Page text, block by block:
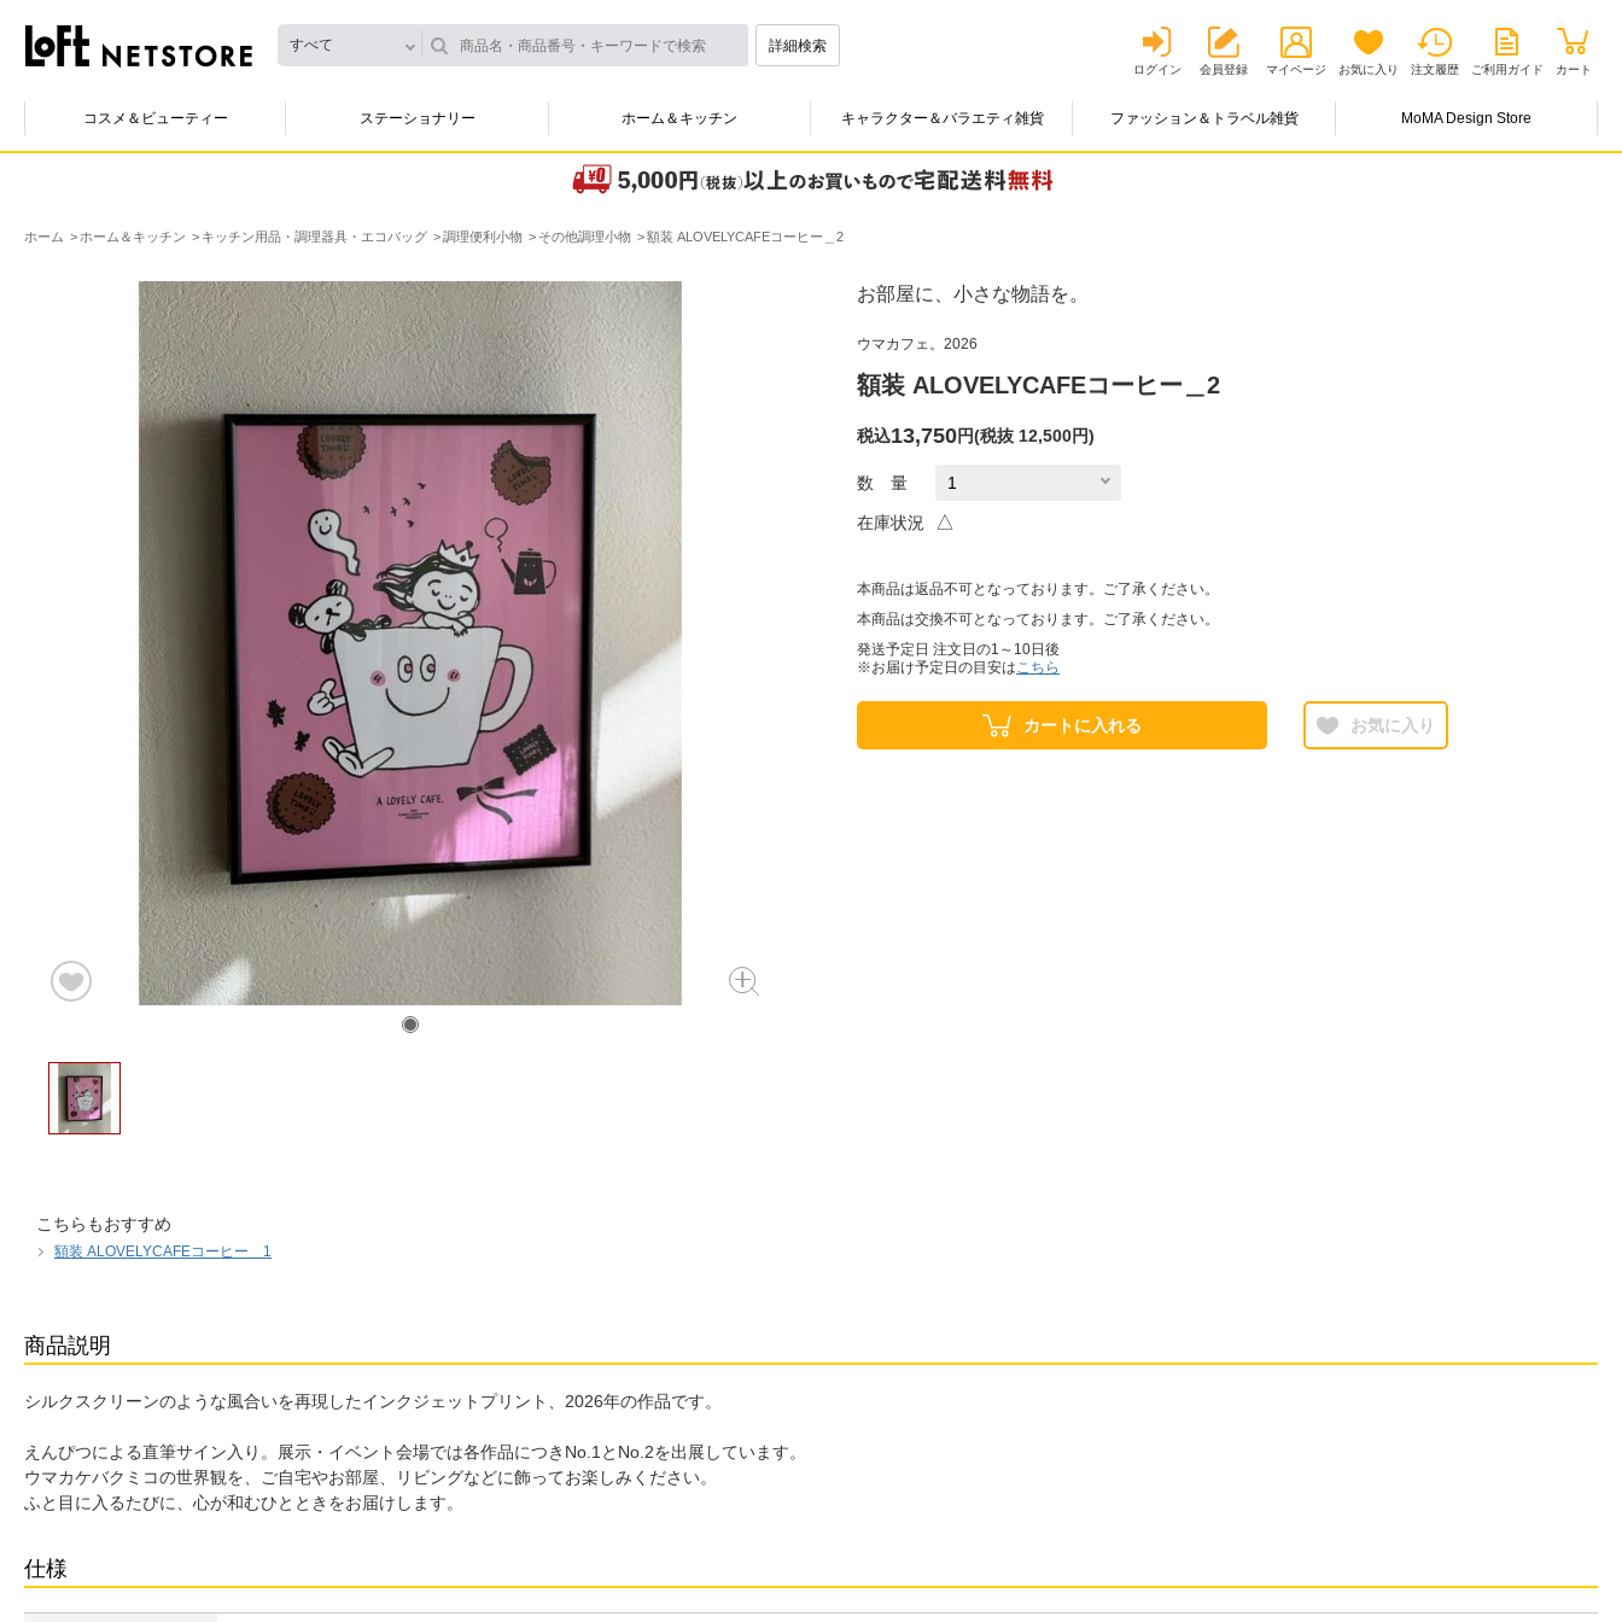
すべて 詳細検索
ログイン 会員登録 マイページ お気に入り 注文履歴 ご利用ガイド カート
コスメ＆ビューティー ステーショナリー ホーム＆キッチン キャラクター＆バラエティ雑貨 ファッション＆トラベル雑貨 MoMA Design Store
ホーム ホーム＆キッチン キッチン用品・調理器具・エコバッグ 調理便利小物 その他調理小物 額装 ALOVELYCAFEコーヒー＿2
お部屋に、小さな物語を。
ウマカフェ。2026
額装 ALOVELYCAFEコーヒー＿2
税込13,750円(税抜 12,500円)
数 量
在庫状況 △
本商品は返品不可となっております。ご了承ください。
本商品は交換不可となっております。ご了承ください。
発送予定日 注文日の1～10日後
※お届け予定日の目安はこちら
カートに入れる お気に入り
こちらもおすすめ
額装 ALOVELYCAFEコーヒー＿1
商品説明
シルクスクリーンのような風合いを再現したインクジェットプリント、2026年の作品です。
えんぴつによる直筆サイン入り。展示・イベント会場では各作品につきNo.1とNo.2を出展しています。
ウマカケバクミコの世界観を、ご自宅やお部屋、リビングなどに飾ってお楽しみください。
ふと目に入るたびに、心が和むひとときをお届けします。
仕様